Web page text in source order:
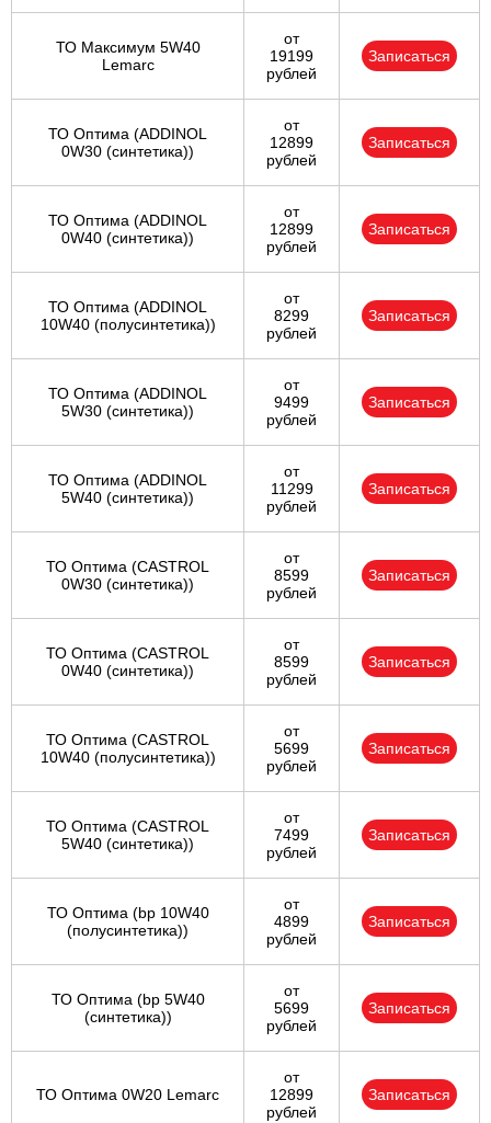
ТО Максимум 5W40
Lemarc
от
19199
рублей
Записаться
ТО Оптима (ADDINOL
0W30 (синтетика))
от
12899
рублей
Записаться
ТО Оптима (ADDINOL
0W40 (синтетика))
от
12899
рублей
Записаться
ТО Оптима (ADDINOL
10W40 (полусинтетика))
от
8299
рублей
Записаться
ТО Оптима (ADDINOL
5W30 (синтетика))
от
9499
рублей
Записаться
ТО Оптима (ADDINOL
5W40 (синтетика))
от
11299
рублей
Записаться
ТО Оптима (CASTROL
0W30 (синтетика))
от
8599
рублей
Записаться
ТО Оптима (CASTROL
0W40 (синтетика))
от
8599
рублей
Записаться
ТО Оптима (CASTROL
10W40 (полусинтетика))
от
5699
рублей
Записаться
ТО Оптима (CASTROL
5W40 (синтетика))
от
7499
рублей
Записаться
ТО Оптима (bp 10W40
(полусинтетика))
от
4899
рублей
Записаться
ТО Оптима (bp 5W40
(синтетика))
от
5699
рублей
Записаться
ТО Оптима 0W20 Lemarc
от
12899
рублей
Записаться